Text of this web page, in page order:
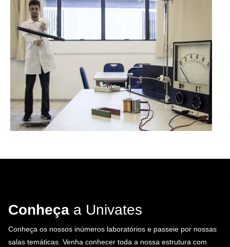
Conheça a Univates
Conheça os nossos inúmeros laboratórios e passeie por nossas
salas temáticas. Venha conhecer toda a nossa estrutura com